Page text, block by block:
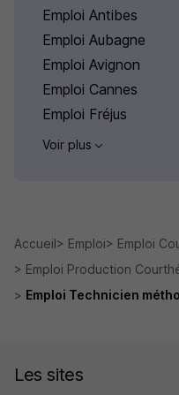
Emploi Antibes
Emploi Aubagne
Emploi Avignon
Emploi Cannes
Emploi Fréjus
Voir plus
Accueil Emploi
Emploi
Emploi Production
Emploi Technicien
Les sites